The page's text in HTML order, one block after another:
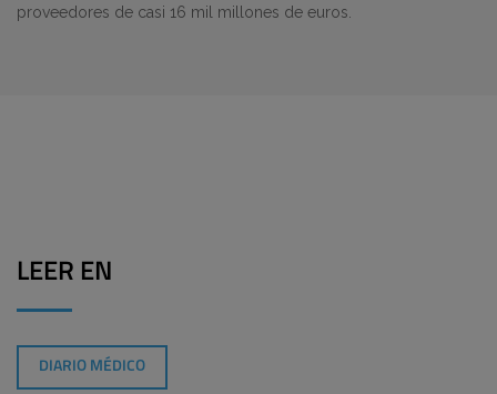
proveedores de casi 16 mil millones de euros.
LEER EN
DIARIO MÉDICO